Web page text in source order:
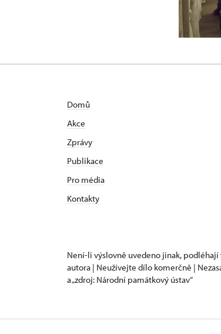
Domů
Akce
Zprávy
Publikace
Pro média
Kontakty
Není-li výslovně uvedeno jinak,
autora | Neužívejte dílo komerčně |
a „zdroj: Národní památkový ústav“